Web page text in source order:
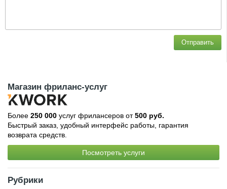
Отправить
Магазин фриланс-услуг
Более 250 000 услуг фрилансеров от500 руб.
Быстрый заказ, удобный интерфейс работы, гарантия
возврата средств.
Посмотреть услуги
Рубрики